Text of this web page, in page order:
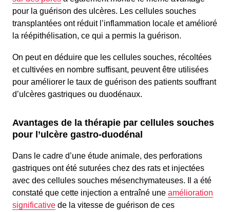
pour la guérison des ulcères. Les cellules souches
transplantées ont réduit l’inflammation locale et amélioré
la réépithélisation, ce qui a permis la guérison.
On peut en déduire que les cellules souches, récoltées
et cultivées en nombre suffisant, peuvent être utilisées
pour améliorer le taux de guérison des patients souffrant
d’ulcères gastriques ou duodénaux.
Avantages de la thérapie par cellules souches
pour l’ulcère gastro-duodénal
Dans le cadre d’une étude animale, des perforations
gastriques ont été suturées chez des rats et injectées
avec des cellules souches mésenchymateuses. Il a été
constaté que cette injection a entraîné une amélioration
significative de la vitesse de guérison de ces